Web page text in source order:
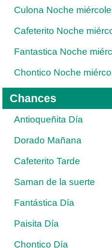
Culona Noche
Cafeterito Noche
Fantastica Noche
Chontico Noche
Chances
Antioqueñita Día
Dorado Mañana
Cafeterito Tarde
Saman de la suerte
Fantástica Día
Paisita Día
Chontico Día